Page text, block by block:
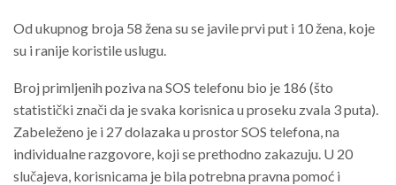
Od ukupnog broja 58 žena su se javile prvi put i 10 žena, koje
su i ranije koristile uslugu.
Broj primljenih poziva na SOS telefonu bio je 186 (što
statistički znači da je svaka korisnica u proseku zvala 3 puta).
Zabeleženo je i 27 dolazaka u prostor SOS telefona, na
individualne razgovore, koji se prethodno zakazuju. U 20
slučajeva, korisnicama je bila potrebna pravna pomoć i